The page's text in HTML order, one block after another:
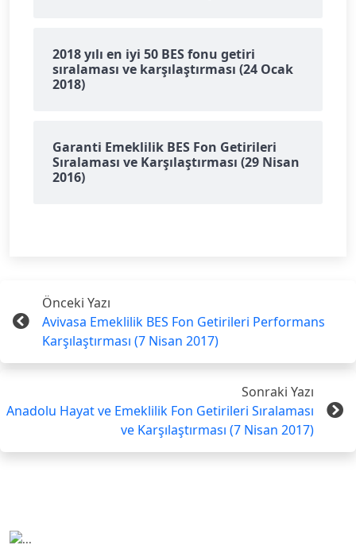
2018 yılı en iyi 50 BES fonu getiri
sıralaması ve karşılaştırması (24 Ocak
2018)
Garanti Emeklilik BES Fon Getirileri
Sıralaması ve Karşılaştırması (29 Nisan
2016)
Önceki Yazı
Avivasa Emeklilik BES Fon Getirileri Performans
Karşılaştırması (7 Nisan 2017)
Sonraki Yazı
Anadolu Hayat ve Emeklilik Fon Getirileri Sıralaması
ve Karşılaştırması (7 Nisan 2017)